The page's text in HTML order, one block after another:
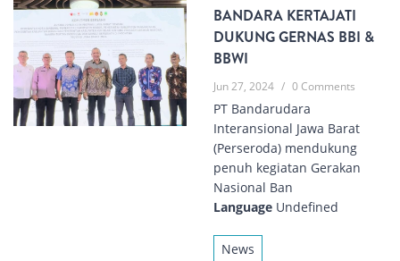
BANDARA KERTAJATI
DUKUNG GERNAS BBI &
BBWI
Jun 27, 2024 / 0 Comments
PT Bandarudara
Interansional Jawa Barat
(Perseroda) mendukung
penuh kegiatan Gerakan
Nasional Ban
Language Undefined
News